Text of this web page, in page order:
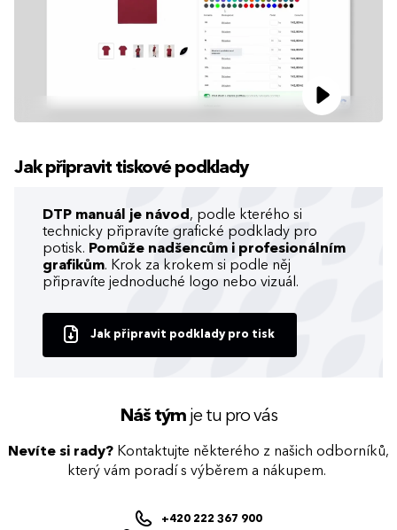
Jak připravit tiskové podklady
DTP manuál je návod , podle kterého si
technicky připravíte grafické podklady pro
potisk. Pomůže nadšencům i profesionálním
grafikům. Krok za krokem si podle něj
připravíte jednoduché logo nebo vizuál.
Jak připravit podklady pro tisk
Náš týmje tu pro vás
Nevíte si rady? Kontaktujte některého z našich odborníků,
který vám poradí s výběrem a nákupem.
+420 222 367 900